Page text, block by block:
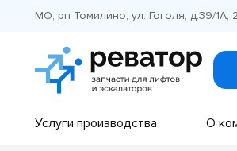
МО, рп Томилино, ул. Гоголя, д.39/1А,
Услуги производства О